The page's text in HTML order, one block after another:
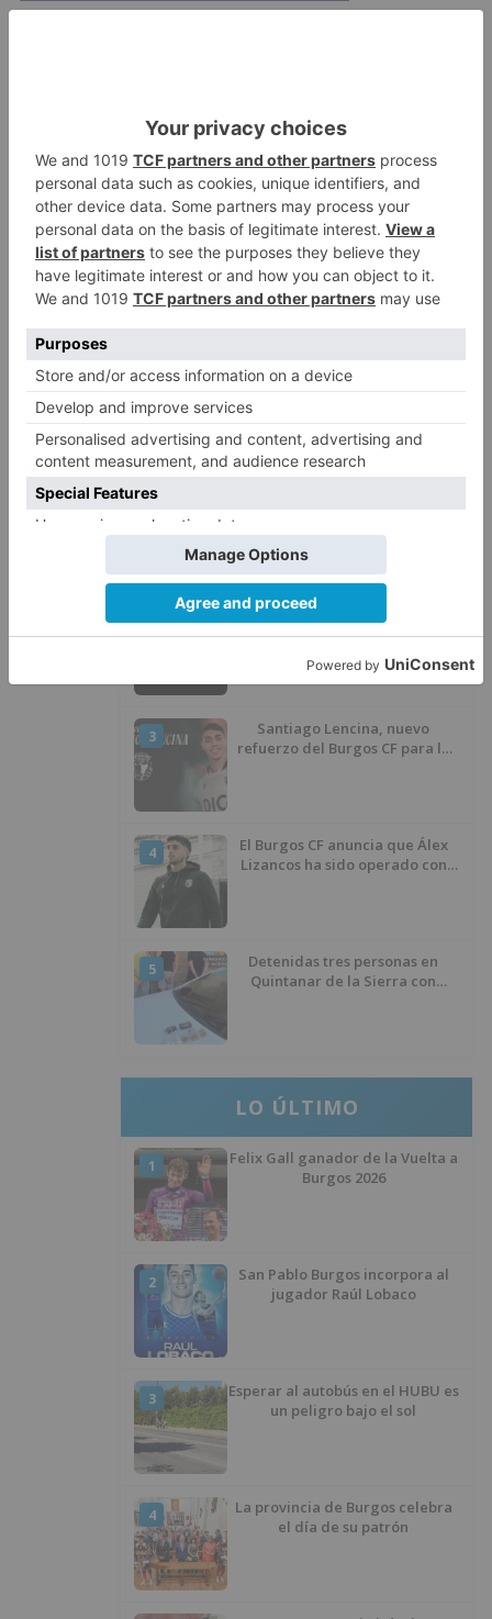
promoción de productos agroalimentarios de
calidad, la gestión de colonias felinas y el
mantenimiento de agrupaciones de defensa
sanitaria ganadera.
Burgos diputación adelanta
subvenciones
facilitar
planificación ayuntamientos
LO + VISTO
1
por el robo de cableado y por
atentado contra los agentes
2
Calor y posibles tormentas en
Burgos durante el eclipse del 12
3
Santiago Lencina, nuevo
refuerzo del Burgos CF para la
4
El Burgos CF anuncia que Álex
Lizancos ha sido operado con
5
Detenidas tres personas en
Quintanar de la Sierra con
LO ÚLTIMO
1
Felix Gall ganador de la Vuelta a
Burgos 2026
2
San Pablo Burgos incorpora al
jugador Raúl Lobaco
3
Esperar al autobús en el HUBU es
un peligro bajo el sol
4
La provincia de Burgos celebra
el día de su patrón